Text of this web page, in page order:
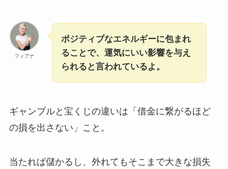
フィアナ
ポジティブなエネルギーに包まれ
ることで、運気にいい影響を与え
られると言われているよ。
ギャンブルと宝くじの違いは「借金に繋がるほど
の損を出さない」こと。
当たれば儲かるし、外れてもそこまで大きな損失